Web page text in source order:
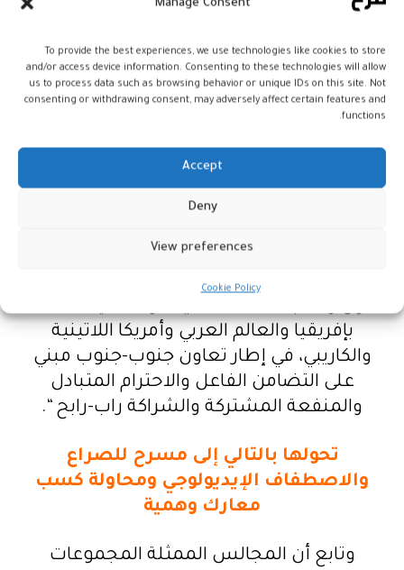
Manage Consent
To provide the best experiences, we use technologies like cookies to store
and/or access device information. Consenting to these technologies will allow
us to process data such as browsing behavior or unique IDs on this site. Not
consenting or withdrawing consent, may adversely affect certain features and
functions.
Accept
Deny
View preferences
Cookie Policy
السادس، تشكل رافعة تنموية حقة تضع
رصيدا مهما من الخبرات والممارسات الفضلى،
يؤهلها للإسهام بفاعلية في المسار التنموي
الإقليمي وبين الإقليمي.
قطاعات استراتيجية وحيوية، كالطاقات
المستدام للموارد الطبيعية، فضلا عن
المملكة مكانة خاصة على المستوى الإقليمي
والقاري وتفتح آفاق حوار وتعاون عمليين مع
بإفريقيا والعالم العربي وأمريكا اللاتينية
والكاريبي، في إطار تعاون جنوب-جنوب مبني
على التضامن الفاعل والاحترام المتبادل
والمنفعة المشتركة والشراكة راب-رابح “.
تحولها بالتالي إلى مسرح للصراع
والاصطفاف الإيديولوجي ومحاولة كسب
معارك وهمية
وتابع أن المجالس الممثلة المجموعات